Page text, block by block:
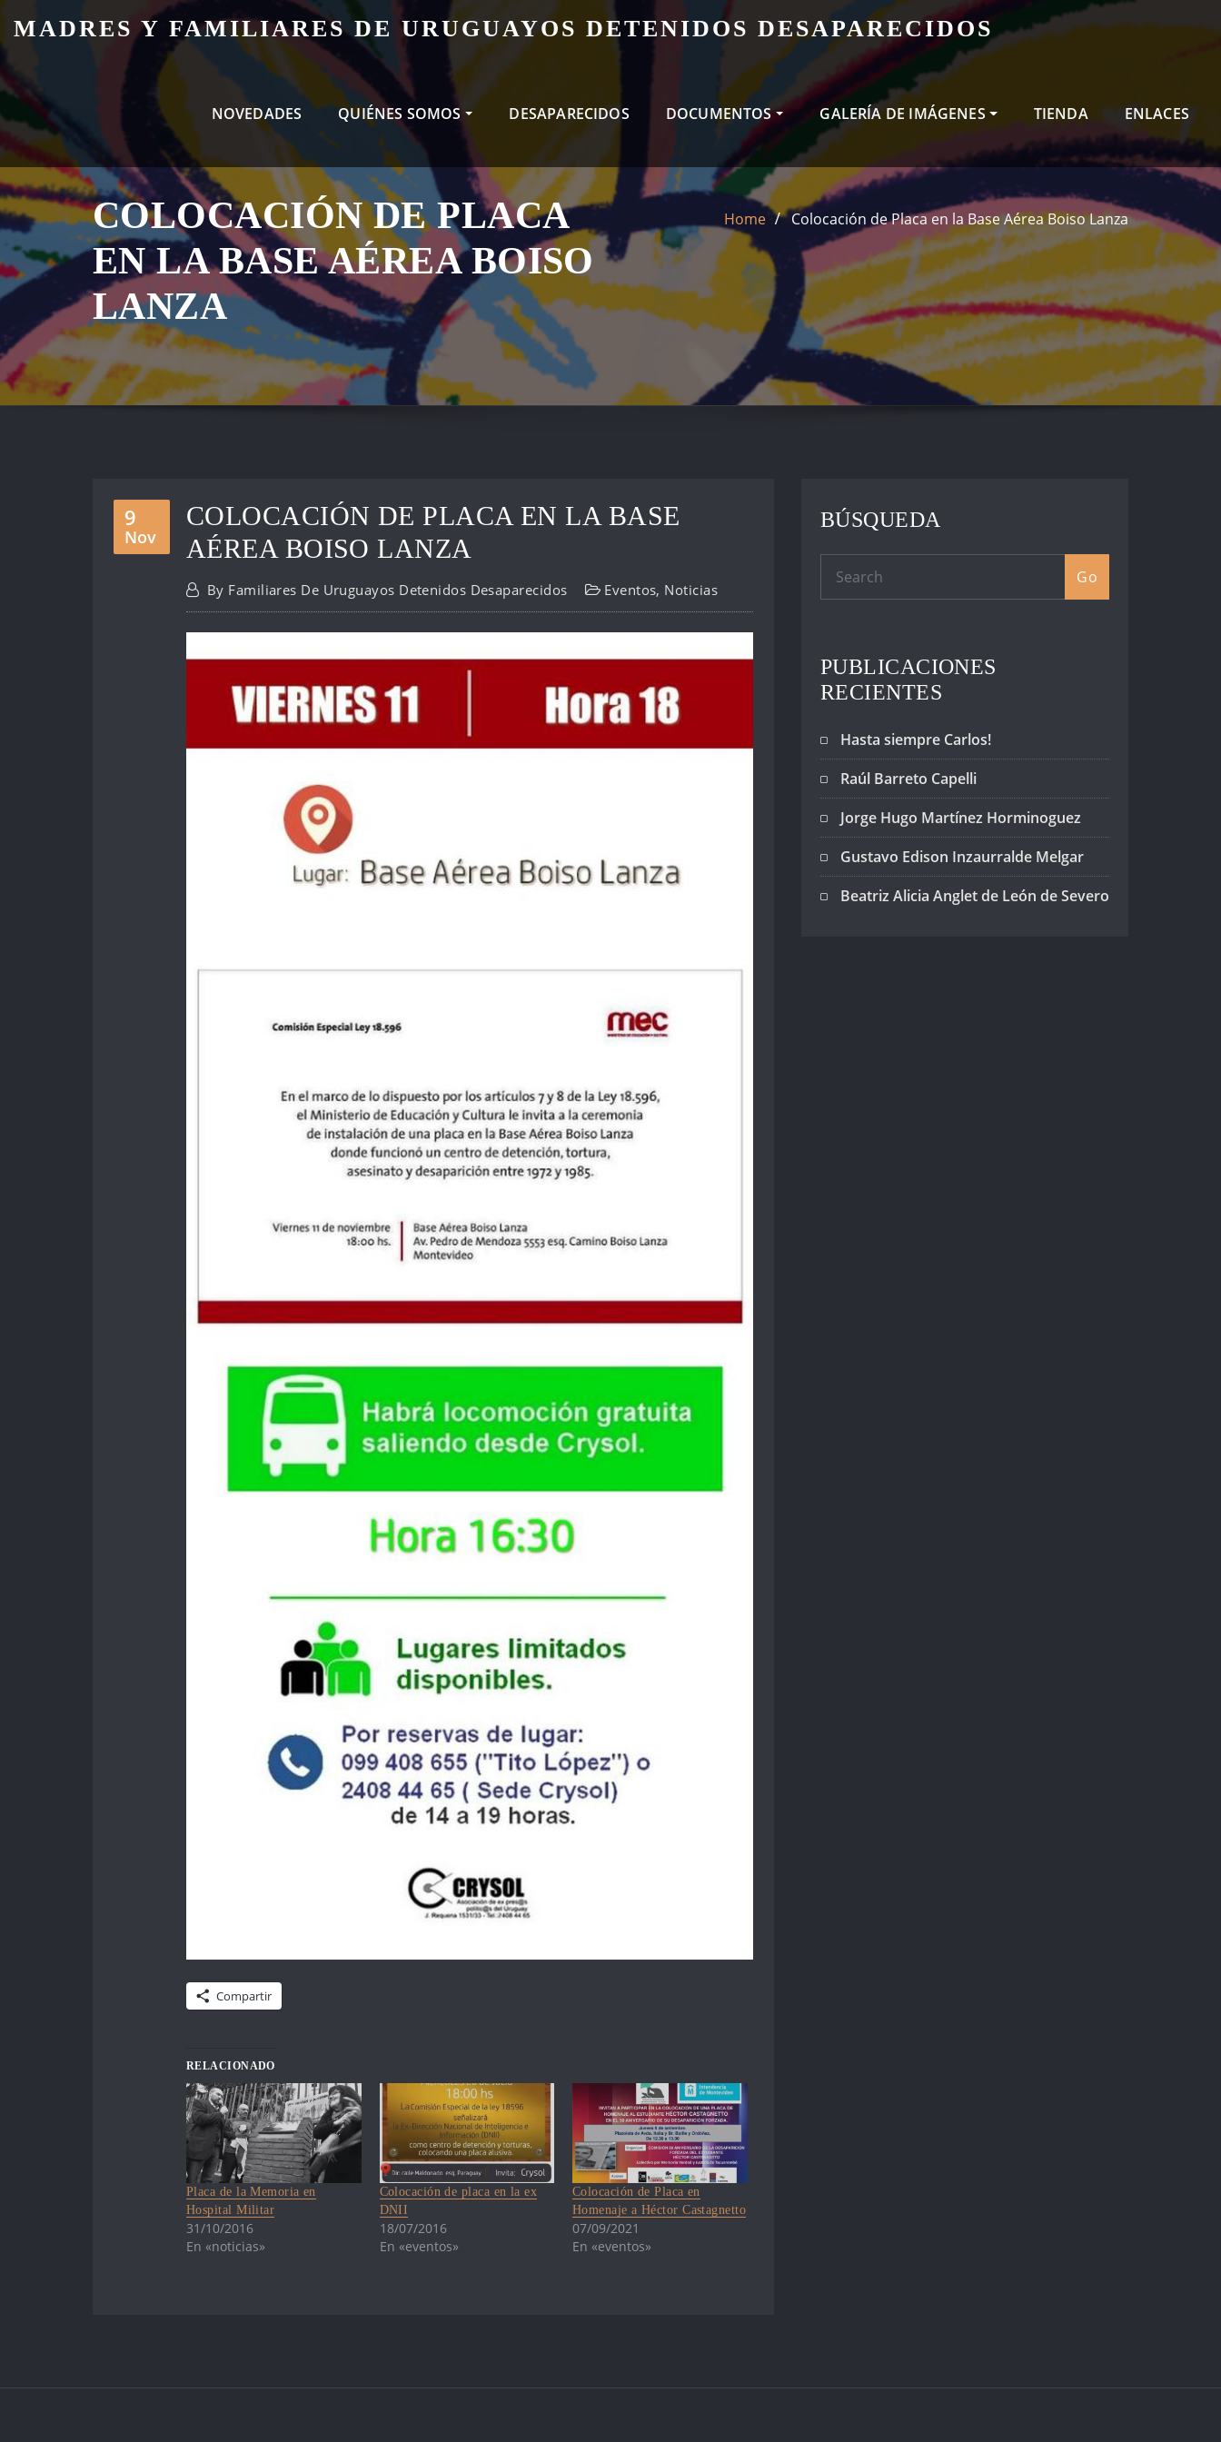
Skip
MADRES Y FAMILIARES DE URUGUAYOS DETENIDOS DESAPARECIDOS
NOVEDADES QUIÉNES SOMOS DESAPARECIDOS DOCUMENTOS GALERÍA DE IMÁGENES TIENDA ENLACES
COLOCACIÓN DE PLACA
EN LA BASE AÉREA BOISO
LANZA
Home Colocación de Placa en la Base Aérea Boiso Lanza
9
Nov
COLOCACIÓN DE PLACA EN LA BASE
AÉREA BOISO LANZA
By Familiares De Uruguayos Detenidos Desaparecidos Eventos, Noticias
Compartir
RELACIONADO
Placa de la Memoria en
Hospital Militar
31/10/2016
En «noticias»
Colocación de placa en la ex
DNII
18/07/2016
En «eventos»
Colocación de Placa en
Homenaje a Héctor Castagnetto
07/09/2021
En «eventos»
BÚSQUEDA
Go
PUBLICACIONES
RECIENTES
Hasta siempre Carlos!
Raúl Barreto Capelli
Jorge Hugo Martínez Horminoguez
Gustavo Edison Inzaurralde Melgar
Beatriz Alicia Anglet de León de Severo